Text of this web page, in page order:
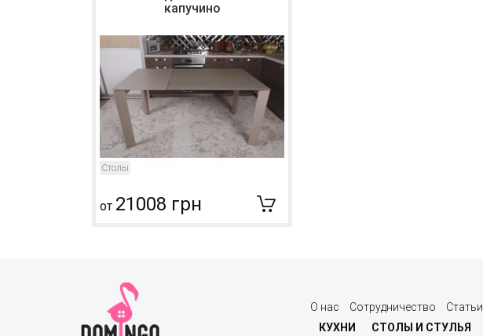
капучино
Столы
от 21008 грн
О нас Сотрудничество Статьи
КУХНИ
СТОЛЫ И СТУЛЬЯ